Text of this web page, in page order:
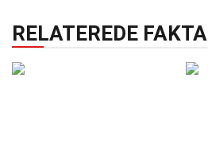
RELATEREDE FAKTA